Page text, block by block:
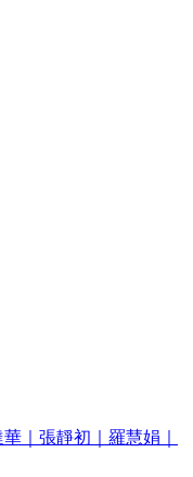
｜張靜初｜羅慧娟｜